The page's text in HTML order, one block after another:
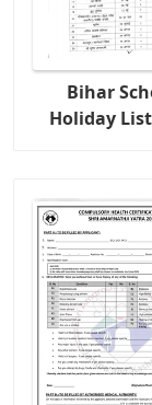
Bihar
Holiday